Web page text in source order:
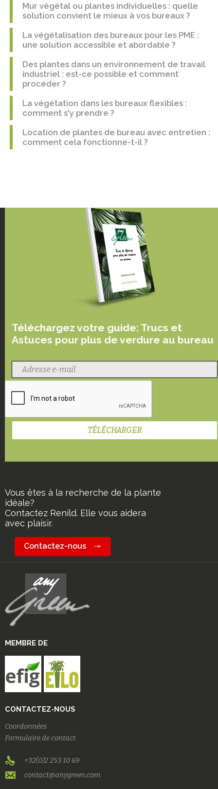
Mur végétal ou plantes individuelles : quelle
solution convient le mieux à vos bureaux ?
La végétalisation des bureaux pour les PME :
une solution accessible et abordable ?
Des plantes dans un environnement de travail
industriel : est-ce possible et comment
procéder ?
La végétation dans les bureaux flexibles :
comment s'y prendre ?
Location de plantes de bureau avec entretien :
comment cela fonctionne-t-il ?
Téléchargez votre guide: Trucs et
Astuces pour plus de verdure au bureau
Vous êtes à la recherche de la plante
idéale?
Contactez Renild. Elle vous aidera
avec plaisir.
Contactez-nous
MEMBRE DE
CONTACTEZ-NOUS
Coordonnées
Formulaire de contact
+32(0)2 253 10 69
contact@anygreen.com